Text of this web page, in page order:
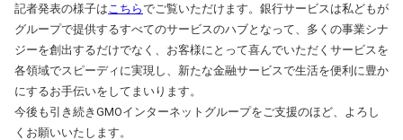
記者発表の様子は こちらでご覧いただけます。銀行サービスは私どもが
グループで提供するすべてのサービスのハブとなって、多くの事業シナ
ジーを創出するだけでなく、お客様にとって喜んでいただくサービスを
各領域でスピーディに実現し、新たな金融サービスで生活を便利に豊か
にするお手伝いをしてまいります。
今後も引き続きGMOインターネットグループをご支援のほど、よろし
くお願いいたします。